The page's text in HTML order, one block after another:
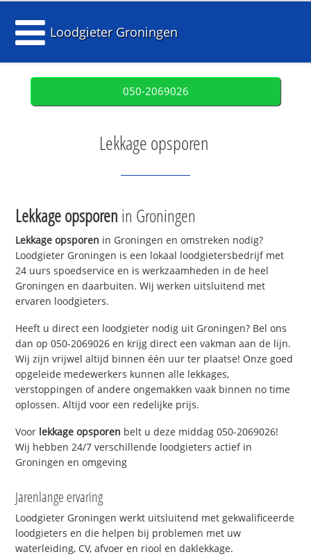
Loodgieter Groningen
050-2069026
Lekkage opsporen
Lekkage opsporen in Groningen
Lekkage opsporen in Groningen en omstreken nodig?
Loodgieter Groningen is een lokaal loodgietersbedrijf met
24 uurs spoedservice en is werkzaamheden in de heel
Groningen en daarbuiten. Wij werken uitsluitend met
ervaren loodgieters.
Heeft u direct een loodgieter nodig uit Groningen? Bel ons
dan op 050-2069026 en krijg direct een vakman aan de lijn.
Wij zijn vrijwel altijd binnen één uur ter plaatse! Onze goed
opgeleide medewerkers kunnen alle lekkages,
verstoppingen of andere ongemakken vaak binnen no time
oplossen. Altijd voor een redelijke prijs.
Voor lekkage opsporen belt u deze middag 050-2069026!
Wij hebben 24/7 verschillende loodgieters actief in
Groningen en omgeving
Jarenlange ervaring
Loodgieter Groningen werkt uitsluitend met gekwalificeerde
loodgieters en die helpen bij problemen met uw
waterleiding, CV, afvoer en riool en daklekkage.